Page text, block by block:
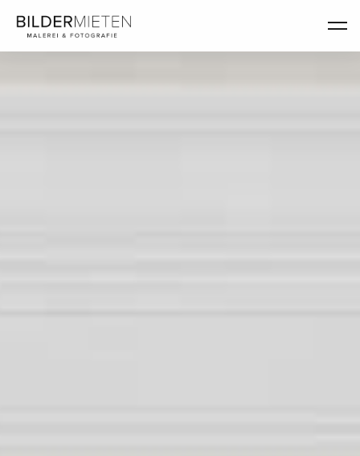
Bilder & Kunst mieten in Berlin